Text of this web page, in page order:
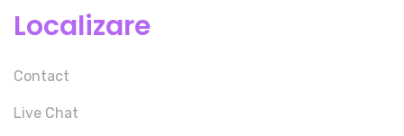
Localizare
Contact
Live Chat